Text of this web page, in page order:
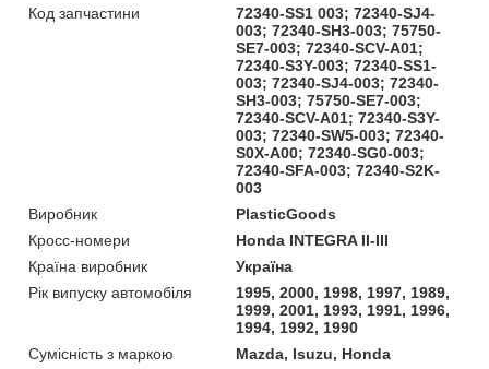
Код запчастини
72340-SS1 003; 72340-SJ4-
003; 72340-SH3-003; 75750-
SE7-003; 72340-SCV-A01;
72340-S3Y-003; 72340-SS1-
003; 72340-SJ4-003; 72340-
SH3-003; 75750-SE7-003;
72340-SCV-A01; 72340-S3Y-
003; 72340-SW5-003; 72340-
S0X-A00; 72340-SG0-003;
72340-SFA-003; 72340-S2K-
003
Виробник
PlasticGoods
Кросс-номери
Honda INTEGRA II-III
Країна виробник
Україна
Рік випуску автомобіля
1995, 2000, 1998, 1997, 1989,
1999, 2001, 1993, 1991, 1996,
1994, 1992, 1990
Сумісність з маркою
Mazda, Isuzu, Honda